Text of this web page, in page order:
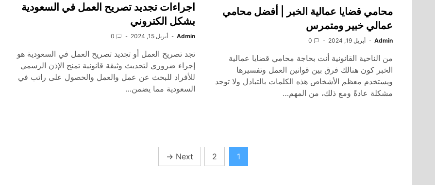
محامي قضايا عمالية الخبر | أفضل محامي
عمالي خبير ومتمرس
Admin أبريل 19, 2024 0
من الناحية القانونية أنت بحاجة محامي قضايا عمالية
الخبر كون هنالك فرق بين قوانين العمل وتفسيرها
ويستخدم معظم الأشخاص هذه الكلمات بالتبادل ولا توجد
مشكلة عادةً ومع ذلك، من المهم…
اجراءات تجديد تصريح العمل في السعودية
بشكل الكتروني
Admin أبريل 15, 2024 0
تجد تصريح العمل أو تجديد تصريح العمل في السعودية هو
إجراء ضروري لتحديث وثيقة قانونية تمنح الإذن الرسمي
للأفراد للبحث عن عمل والعمل والحصول على راتب في
السعودية مما يضمن…
1
2
Next
→